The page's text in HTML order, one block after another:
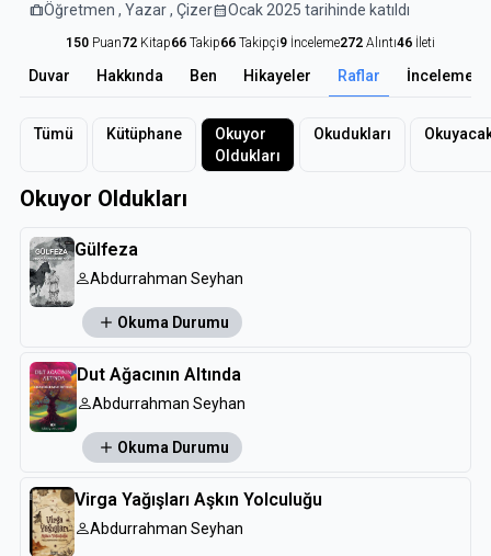
tripÖğretmen , Yazar , Çizercalendar_monthOcak 2025 tarihinde katıldı
150Puan72Kitap66Takip66Takipçi9İnceleme272Alıntı46İleti
Duvar Hakkında Ben Hikayeler Raflar
Tümü Kütüphane
Okuyor
Oldukları
Okudukları
Okuyor Oldukları
Gülfeza
Abdurrahman Seyhan
Okuma Durumu
Dut Ağacının Altında
Abdurrahman Seyhan
Okuma Durumu
Virga Yağışları Aşkın Yolculuğu
Abdurrahman Seyhan